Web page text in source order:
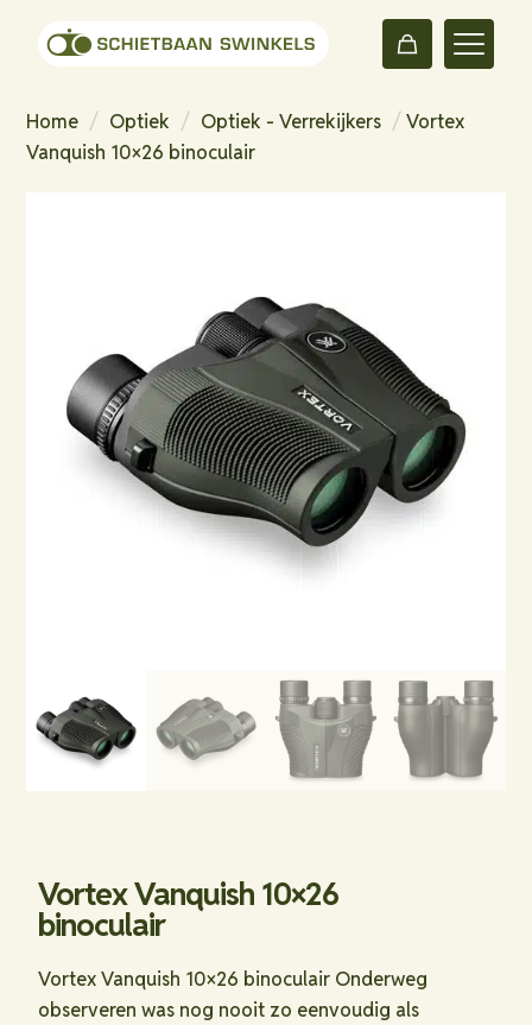
Home / Optiek / Optiek - Verrekijkers / Vortex
Vanquish 10×26 binoculair
Vortex Vanquish 10×26
binoculair
Vortex Vanquish 10×26 binoculair Onderweg
observeren was nog nooit zo eenvoudig als